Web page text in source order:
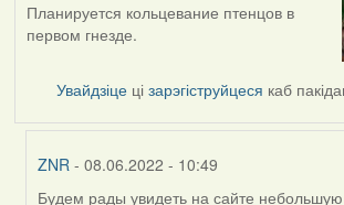
Планируется кольцевание птенцов в
первом гнезде.
Увайдзіце цізарэгіструйцеся каб
ZNR - 08.06.2022 - 10:49
Будем рады увидеть на сайте